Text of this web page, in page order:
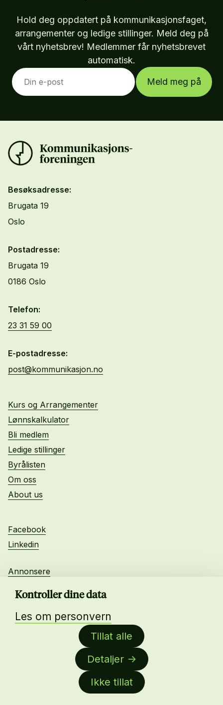
Kontroller dine data
Tillat alle
Detaljer
Ikke tillat
Les om personvern
Hold deg oppdatert på kommunikasjonsfaget,
arrangementer og ledige stillinger. Meld deg på
vårt nyhetsbrev! Medlemmer får nyhetsbrevet
automatisk.
Meld meg på
Besøksadresse:
Brugata 19
Oslo
Postadresse:
Brugata 19
0186 Oslo
Telefon:
23 31 59 00
E-postadresse:
post@kommunikasjon.no
Kurs og Arrangementer
Lønnskalkulator
Bli medlem
Ledige stillinger
Byrålisten
Om oss
About us
Facebook
Linkedin
Annonsere
Daglig leder:
Anne-Lise Mørch von der Fehr
Malin Sundby Revaa